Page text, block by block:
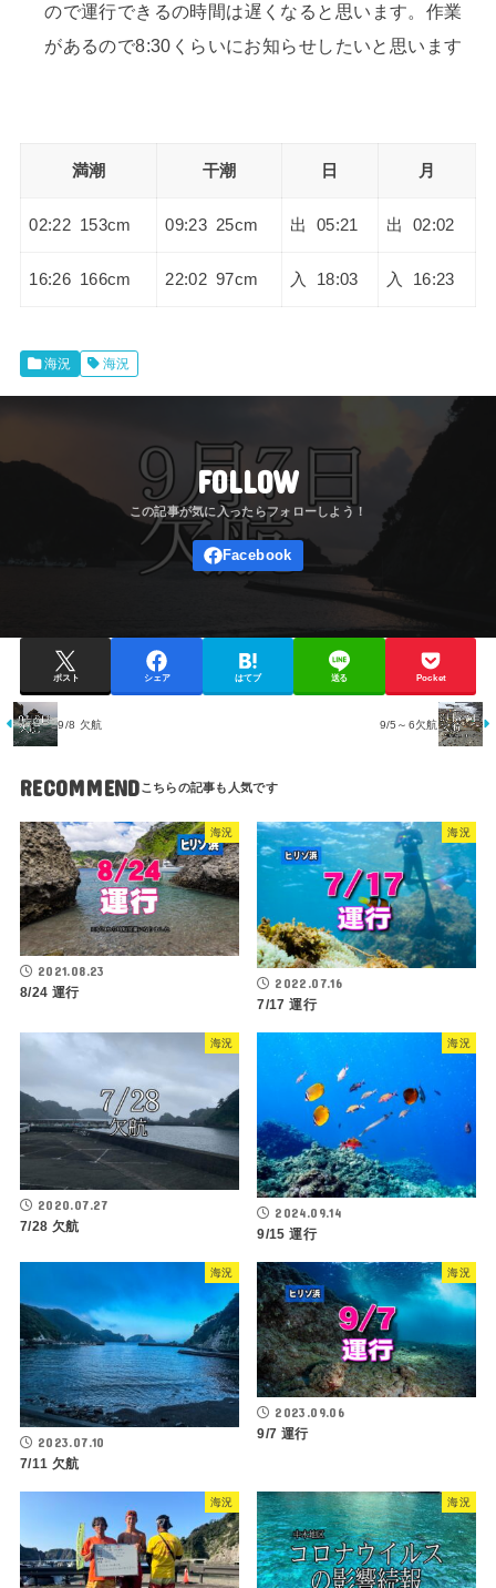
ので運行できるの時間は遅くなると思います。作業
があるので8:30くらいにお知らせしたいと思います
満潮 干潮 日 月
02:22 153cm 09:23 25cm 出 05:21 出 02:02
16:26 166cm 22:02 97cm 入 18:03 入 16:23
海況 海況
FOLLOW
ポスト シェア はてブ 送る Pocket
9/8 欠航 9/5～6欠航
RECOMMEND
海況
2021.08.23
8/24 運行
海況
2022.07.16
7/17 運行
海況
2020.07.27
7/28 欠航
海況
2024.09.14
9/15 運行
海況
2023.07.10
7/11 欠航
海況
2023.09.06
9/7 運行
海況 海況